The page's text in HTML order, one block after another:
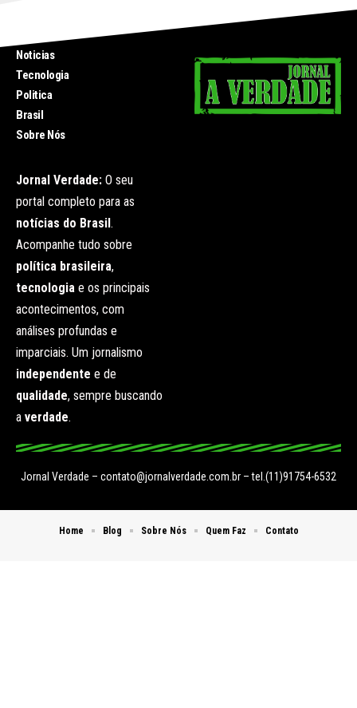
Noticias
Tecnologia
Politica
Brasil
Sobre Nós
Jornal Verdade: O seu
portal completo para as
notícias do Brasil .
Acompanhe tudo sobre
política brasileira,
tecnologia e os principais
acontecimentos, com
análises profundas e
imparciais. Um jornalismo
independente e de
qualidade, sempre buscando
a verdade.
Jornal Verdade – contato@jornalverdade.com.br – tel.(11)91754-6532
Home Blog Sobre Nós Quem Faz Contato